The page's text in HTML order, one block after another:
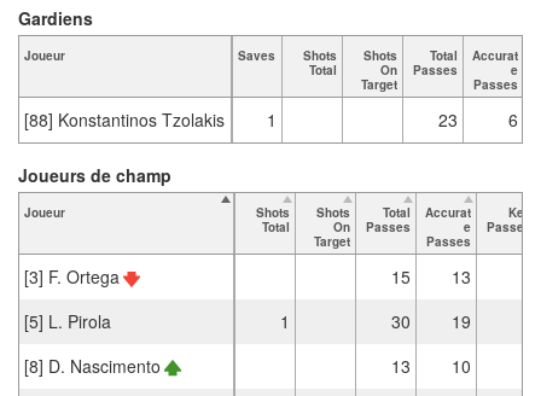
Joueur Saves
Shots
Total
Shots
On
Target
Total
Passes
Accurat
e
Passes
[88] Konstantinos Tzolakis 1 23 6
Gardiens
Joueur
Shots
Total
Shots
On
Target
Total
Passes
Accurat
e
Passes
Key
Passes
[3] F. Ortega 15
13
[5] L. Pirola
1 30
19
[8] D. Nascimento
13
10
Joueurs de champ